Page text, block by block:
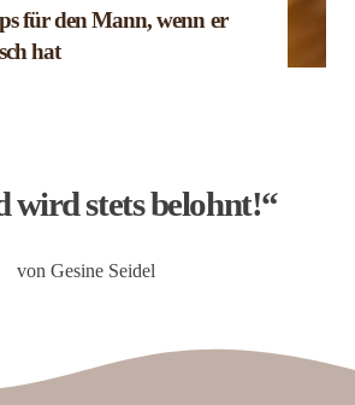
für den Mann, wenn er
hat
wird stets belohnt!“
von Gesine Seidel